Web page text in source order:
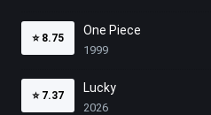
⭐ 8.75
One Piece
1999
⭐ 7.37
Lucky
2026